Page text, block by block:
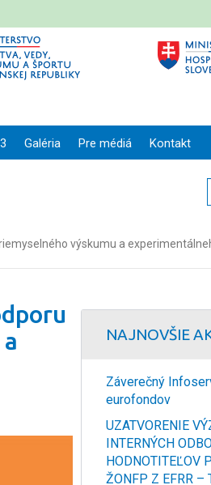
Galéria Pre médiá Kontakt
výskumu a
NAJNOVŠIE
Záverečný
eurofondov
UZATVORENIE
INTERNÝCH
HODNOTITEĽOV
ŽONFP Z EFRR –